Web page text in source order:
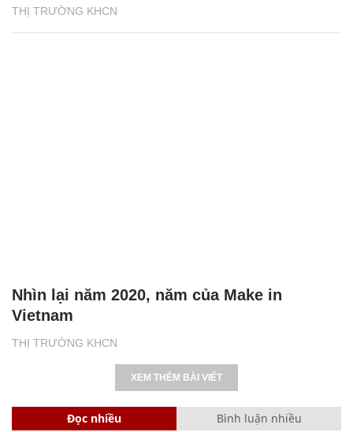
THỊ TRƯỜNG KHCN
THỊ TRƯỜNG KHCN
Nhìn lại năm 2020, năm của Make in
Vietnam
XEM THÊM BÀI VIẾT
Đọc nhiều Bình luận nhiều